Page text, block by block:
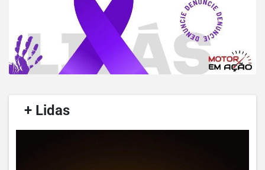
+ Lidas